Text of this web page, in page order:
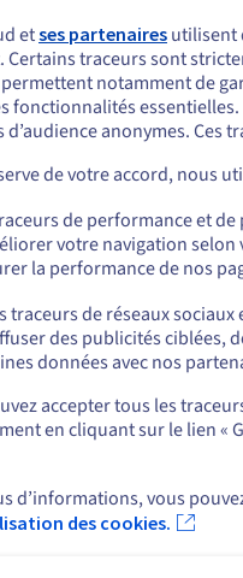
Calcul haute
Déployez les
intensif et au
Avec nos serveurs
performants et
matière de
stockage.
d'aide
d'apprentissage
OVHcloud
semblez être
commander, rendez-vous sur
us.ovhcloud.com/bare-metal
sur le site actuel
un autre site
etses partenaires utilisent
Certains traceurs sont
notamment de
fonctionnalités
d’audience anonymes. Ces
de votre accord, nous
de performance et
votre navigation
la performance de nos
traceurs de réseaux
des publicités ciblées,
données avec nos
accepter tous les
en cliquant sur le lien «
d’informations, vous
des cookies.